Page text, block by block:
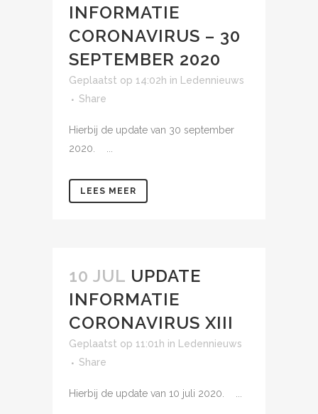
INFORMATIE
CORONAVIRUS – 30
SEPTEMBER 2020
Geplaatst op 14:02h in
Ledennieuws
Share
Hierbij de update van 30 september
2020. ...
LEES MEER
10 JUL UPDATE
INFORMATIE
CORONAVIRUS XIII
Geplaatst op 11:01h in
Ledennieuws
Share
Hierbij de update van 10 juli 2020. ...